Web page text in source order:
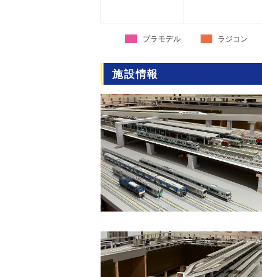
プラモデル ラジコン
施設情報